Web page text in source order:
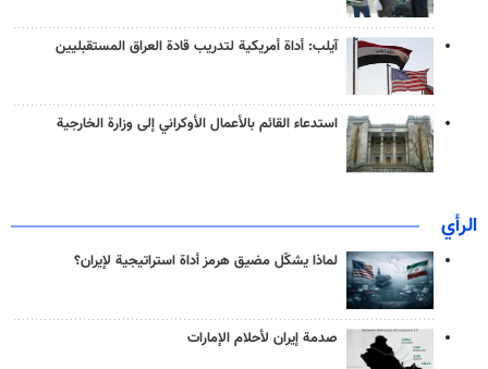
آيلب: أداة أمريكية لتدريب قادة العراق المستقبليين
استدعاء القائم بالأعمال الأوكراني إلى وزارة الخارجية
الرأي
لماذا يشكّل مضيق هرمز أداة استراتيجية لإيران؟
صدمة إيران لأحلام الإمارات